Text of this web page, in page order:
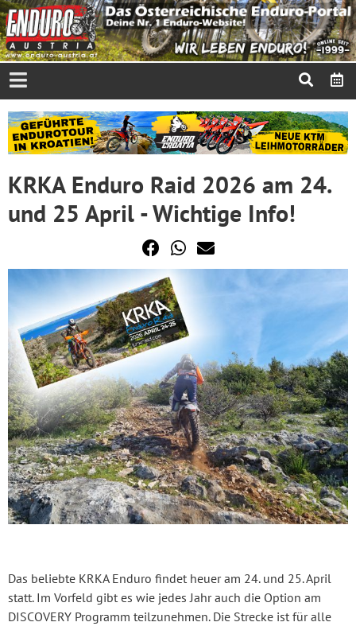
KRKA Enduro Raid 2026 am 24.
und 25 April - Wichtige Info!
Das beliebte KRKA Enduro findet heuer am 24. und 25. April
statt. Im Vorfeld gibt es wie jedes Jahr auch die Option am
DISCOVERY Programm teilzunehmen. Die Strecke ist für alle